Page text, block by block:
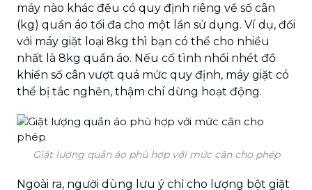
máy nào khác đều có quy định riêng về số cân
(kg) quần áo tối đa cho một lần sử dụng. Ví dụ, đối
với máy giặt loại 8kg thì bạn có thể cho nhiều
nhất là 8kg quần áo. Nếu cố tình nhồi nhét đồ
khiến số cân vượt quá mức quy định, máy giặt có
thể bị tắc nghẽn, thậm chí dừng hoạt động.
Giặt lượng quần áo phù hợp với mức cân cho phép
Ngoài ra, người dùng lưu ý chỉ cho lượng bột giặt